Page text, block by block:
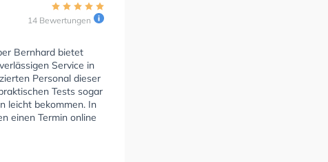
14 Bewertungen
Bernhard bietet
Service in
Personal dieser
Tests sogar
leicht bekommen. In
einen Termin online